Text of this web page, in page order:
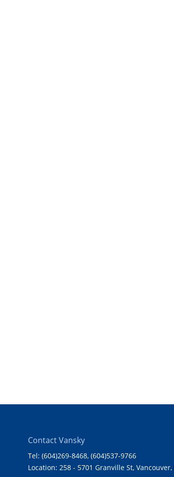
Contact Vansky
Tel: (604)269-8468, (604)537-9766
Location: 258 - 5701 Granville St, Vancouver,